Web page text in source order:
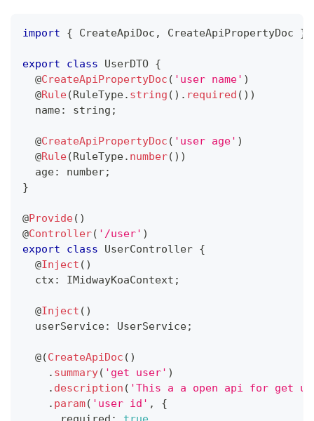
import { CreateApiDoc , CreateApiPropertyDoc }
export class UserDTO {
@CreateApiPropertyDoc ( 'user name' )
@Rule(RuleType. string ( ) . required ( ) )
  name
: string ;
@CreateApiPropertyDoc ( 'user age' )
@Rule(RuleType. number( ) )
  age
: number;
}
@Provide( )
@Controller( '/user' )
export
class UserController {
@Inject ( )
  ctx
: IMidwayKoaContext ;
@Inject ( )
  userService
: UserService;
  @
(CreateApiDoc ( )
. summary( 'get user' )
. description ( 'This a a open api for get
. param( 'user id' ,
{